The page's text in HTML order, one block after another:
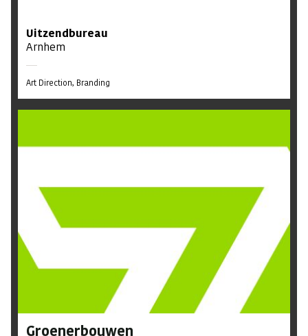
Uitzendbureau
Arnhem
Art Direction Branding
Groenerbouwen